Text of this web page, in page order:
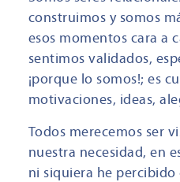
construimos y somos
esos momentos cara a
sentimos validados,
¡porque lo somos!; es
motivaciones, ideas,
Todos merecemos ser
nuestra necesidad, en
ni siquiera he